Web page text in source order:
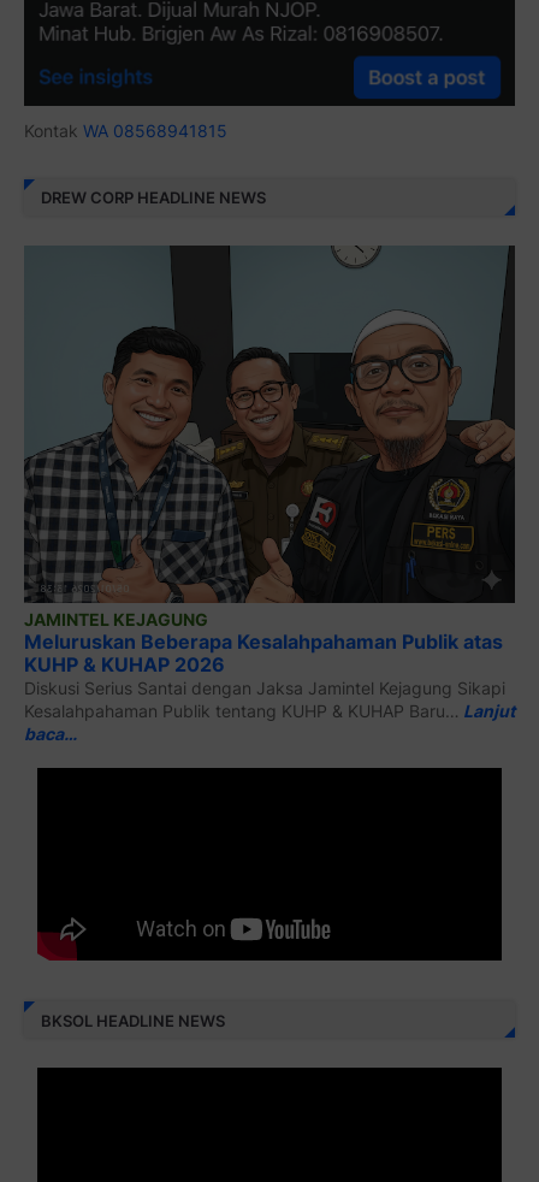
Kontak WA 08568941815
DREW CORP HEADLINE NEWS
JAMINTEL KEJAGUNG
Meluruskan Beberapa Kesalahpahaman Publik atas
KUHP & KUHAP 2026
Diskusi Serius Santai dengan Jaksa Jamintel Kejagung Sikapi
Kesalahpahaman Publik tentang KUHP & KUHAP Baru… Lanjut
baca…
BKSOL HEADLINE NEWS